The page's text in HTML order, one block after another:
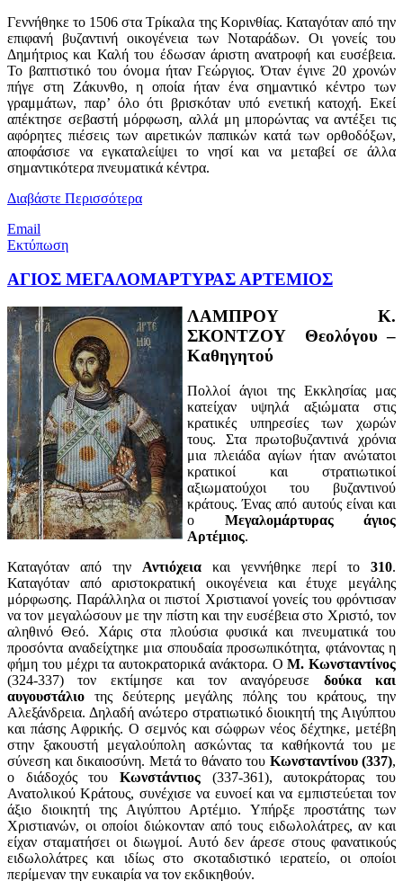
Γεννήθηκε το 1506 στα Τρίκαλα της Κορινθίας. Καταγόταν από την
επιφανή βυζαντινή οικογένεια των Νοταράδων. Οι γονείς του
Δημήτριος και Καλή του έδωσαν άριστη ανατροφή και ευσέβεια.
Το βαπτιστικό του όνομα ήταν Γεώργιος. Όταν έγινε 20 χρονών
πήγε στη Ζάκυνθο, η οποία ήταν ένα σημαντικό κέντρο των
γραμμάτων, παρ’ όλο ότι βρισκόταν υπό ενετική κατοχή. Εκεί
απέκτησε σεβαστή μόρφωση, αλλά μη μπορώντας να αντέξει τις
αφόρητες πιέσεις των αιρετικών παπικών κατά των ορθοδόξων,
αποφάσισε να εγκαταλείψει το νησί και να μεταβεί σε άλλα
σημαντικότερα πνευματικά κέντρα.
Διαβάστε Περισσότερα
Email
Εκτύπωση
ΑΓΙΟΣ ΜΕΓΑΛΟΜΑΡΤΥΡΑΣ ΑΡΤΕΜΙΟΣ
ΛΑΜΠΡΟΥ Κ.
ΣΚΟΝΤΖΟΥ Θεολόγου –
Καθηγητού
Πολλοί άγιοι της Εκκλησίας μας
κατείχαν υψηλά αξιώματα στις
κρατικές υπηρεσίες των χωρών
τους. Στα πρωτοβυζαντινά χρόνια
μια πλειάδα αγίων ήταν ανώτατοι
κρατικοί και στρατιωτικοί
αξιωματούχοι του βυζαντινού
κράτους. Ένας από αυτούς είναι και
ο Μεγαλομάρτυρας άγιος
Αρτέμιος.
Καταγόταν από την Αντιόχεια και γεννήθηκε περί το 310.
Καταγόταν από αριστοκρατική οικογένεια και έτυχε μεγάλης
μόρφωσης. Παράλληλα οι πιστοί Χριστιανοί γονείς του φρόντισαν
να τον μεγαλώσουν με την πίστη και την ευσέβεια στο Χριστό, τον
αληθινό Θεό. Χάρις στα πλούσια φυσικά και πνευματικά του
προσόντα αναδείχτηκε μια σπουδαία προσωπικότητα, φτάνοντας η
φήμη του μέχρι τα αυτοκρατορικά ανάκτορα. ΟΜ. Κωνσταντίνος
(324-337) τον εκτίμησε και τον αναγόρευσε δούκα και
αυγουστάλιο της δεύτερης μεγάλης πόλης του κράτους, την
Αλεξάνδρεια. Δηλαδή ανώτερο στρατιωτικό διοικητή της Αιγύπτου
και πάσης Αφρικής. Ο σεμνός και σώφρων νέος δέχτηκε, μετέβη
στην ξακουστή μεγαλούπολη ασκώντας τα καθήκοντά του με
σύνεση και δικαιοσύνη. Μετά το θάνατο του Κωνσταντίνου (337),
ο διάδοχός του Κωνστάντιος (337-361), αυτοκράτορας του
Ανατολικού Κράτους, συνέχισε να ευνοεί και να εμπιστεύεται τον
άξιο διοικητή της Αιγύπτου Αρτέμιο. Υπήρξε προστάτης των
Χριστιανών, οι οποίοι διώκονταν από τους ειδωλολάτρες, αν και
είχαν σταματήσει οι διωγμοί. Αυτό δεν άρεσε στους φανατικούς
ειδωλολάτρες και ιδίως στο σκοταδιστικό ιερατείο, οι οποίοι
περίμεναν την ευκαιρία να τον εκδικηθούν.